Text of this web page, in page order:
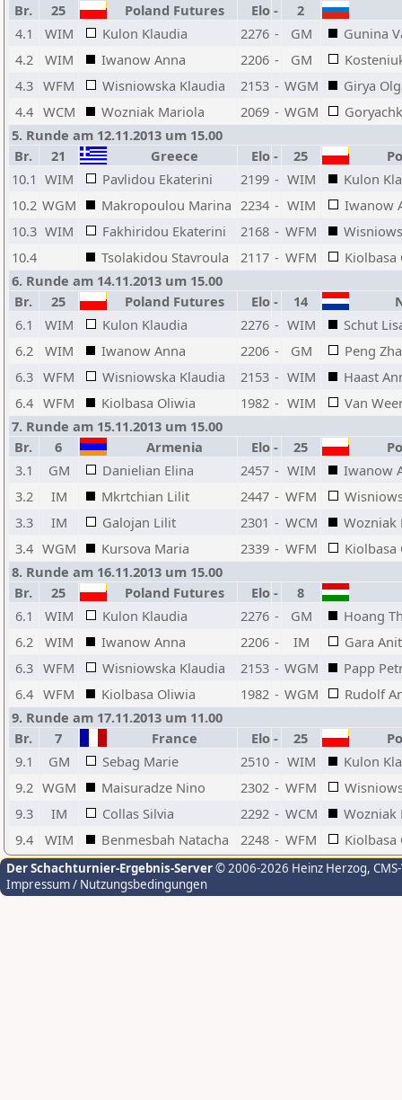
Br.
25 Poland Futures Elo -
2
4.1
WIM Kulon Klaudia 2276 - GM
Gunina
4.2
WIM Iwanow Anna 2206 - GM
4.3 WFM Wisniowska Klaudia 2153 - WGM
Girya
4.4 WCM Wozniak Mariola 2069 - WGM
5. Runde am 12.11.2013 um 15.00
Br.
21 Greece Elo - 25
10.1 WIM Pavlidou Ekaterini 2199 - WIM
Kulon
10.2 WGM Makropoulou Marina 2234 - WIM
Iwanow
10.3 WIM Fakhiridou Ekaterini 2168 - WFM
10.4
Tsolakidou Stavroula 2117 - WFM
Kiolbasa
6. Runde am 14.11.2013 um 15.00
Br.
25 Poland Futures Elo - 14
6.1
WIM Kulon Klaudia 2276 - WIM
Schut
6.2
WIM Iwanow Anna 2206 - GM
Peng
6.3 WFM Wisniowska Klaudia 2153 - WIM
Haast
6.4 WFM Kiolbasa Oliwia 1982 - WIM
Van
7. Runde am 15.11.2013 um 15.00
Br.
6 Armenia Elo - 25
3.1
GM Danielian Elina 2457 - WIM
Iwanow
3.2
IM Mkrtchian Lilit 2447 - WFM
3.3
IM Galojan Lilit 2301 - WCM
Wozniak
3.4 WGM Kursova Maria 2339 - WFM
Kiolbasa
8. Runde am 16.11.2013 um 15.00
Br.
25 Poland Futures Elo - 8
6.1
WIM Kulon Klaudia 2276 - GM
Hoang
6.2
WIM Iwanow Anna 2206 - IM
Gara
6.3 WFM Wisniowska Klaudia 2153 - WGM
Papp
6.4 WFM Kiolbasa Oliwia 1982 - WGM
Rudolf
9. Runde am 17.11.2013 um 11.00
Br.
7 France Elo - 25
9.1
GM Sebag Marie 2510 - WIM
Kulon
9.2 WGM Maisuradze Nino 2302 - WFM
9.3
IM Collas Silvia 2292 - WCM
Wozniak
9.4
WIM Benmesbah Natacha 2248 - WFM Kiolbasa
Der Schachturnier-Ergebnis-Server© 2006-2026 Heinz Herzog,
Impressum / Nutzungsbedingungen